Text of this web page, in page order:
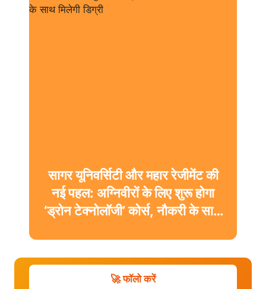
सागर यूनिवर्सिटी और महार रेजीमेंट की
नई पहल: अग्निवीरों के लिए शुरू होगा
‘ड्रोन टेक्नोलॉजी’ कोर्स, नौकरी के साथ
🚀 फॉलो करें